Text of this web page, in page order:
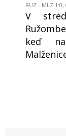
RUZ - MLZ
V
keď